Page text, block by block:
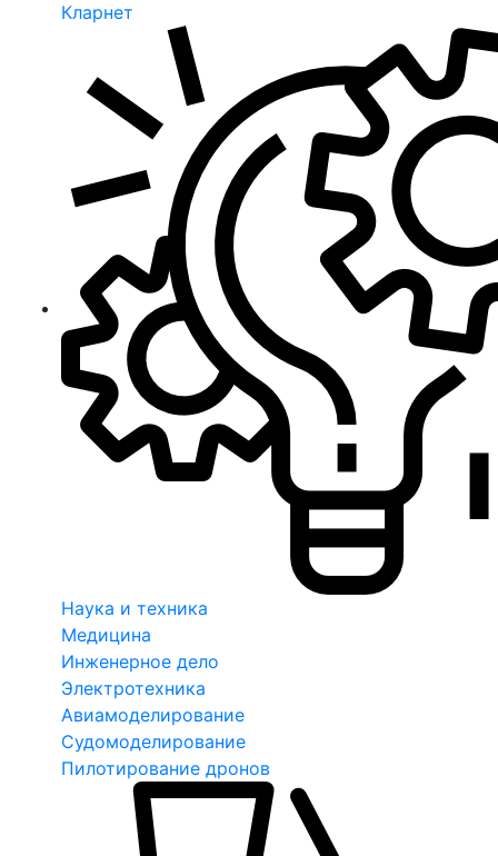
Кларнет
Наука и техника
Медицина
Инженерное дело
Электротехника
Авиамоделирование
Судомоделирование
Пилотирование дронов